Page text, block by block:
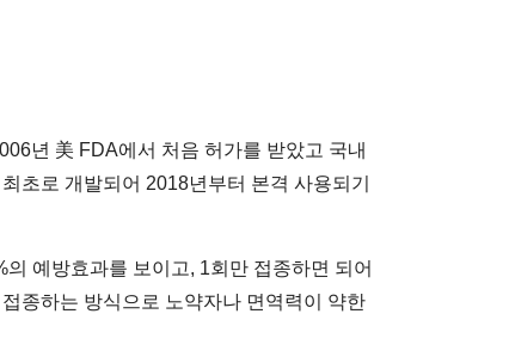
년 美 FDA에서 처음 허가를 받았고 국내
초로 개발되어 2018년부터 본격 사용되기
예방효과를 보이고, 1회만 접종하면 되어
종하는 방식으로 노약자나 면역력이 약한